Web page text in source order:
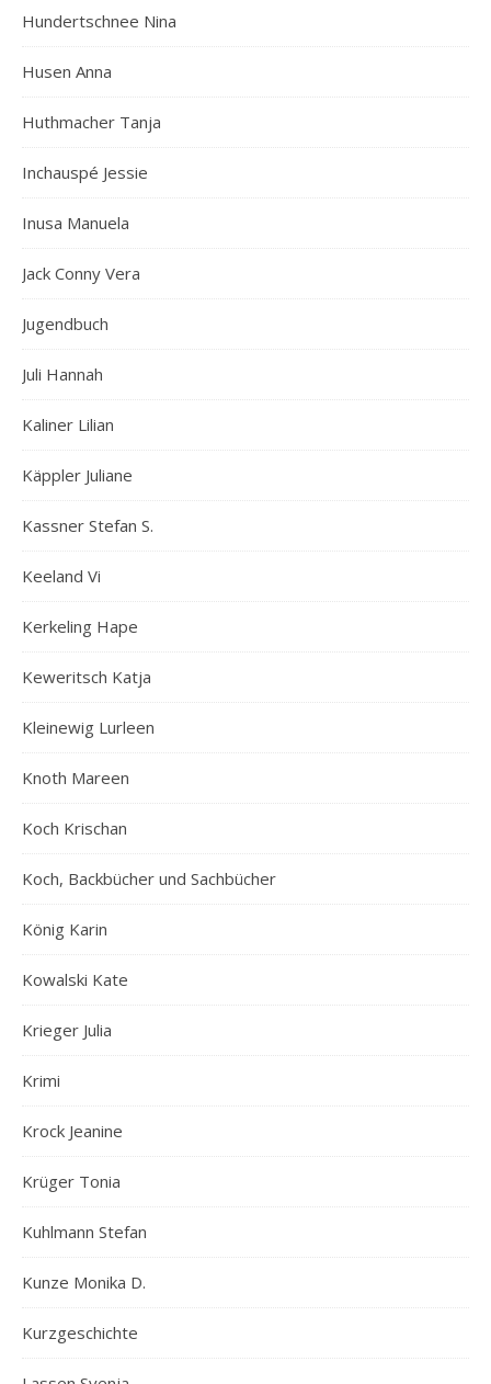
Hundertschnee Nina
Husen Anna
Huthmacher Tanja
Inchauspé Jessie
Inusa Manuela
Jack Conny Vera
Jugendbuch
Juli Hannah
Kaliner Lilian
Käppler Juliane
Kassner Stefan S.
Keeland Vi
Kerkeling Hape
Keweritsch Katja
Kleinewig Lurleen
Knoth Mareen
Koch Krischan
Koch, Backbücher und Sachbücher
König Karin
Kowalski Kate
Krieger Julia
Krimi
Krock Jeanine
Krüger Tonia
Kuhlmann Stefan
Kunze Monika D.
Kurzgeschichte